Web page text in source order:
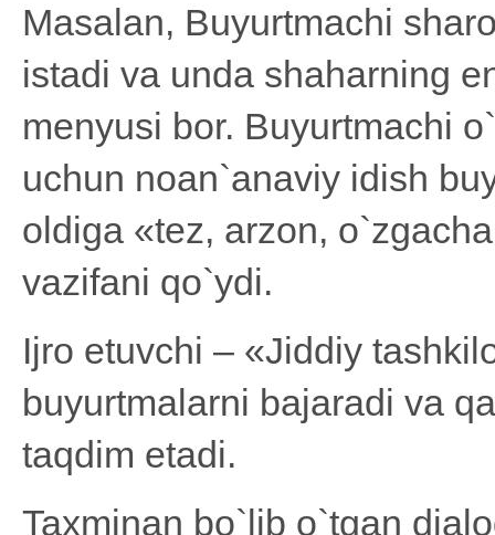
Masalan, Buyurtmachi
istadi va unda shaharning
menyusi bor. Buyurtmachi
uchun noan`anaviy idish
oldiga «tez, arzon,
vazifani qo`ydi.
Ijro etuvchi – «Jiddiy
buyurtmalarni bajaradi va
taqdim etadi.
Taxminan bo`lib o`tgan